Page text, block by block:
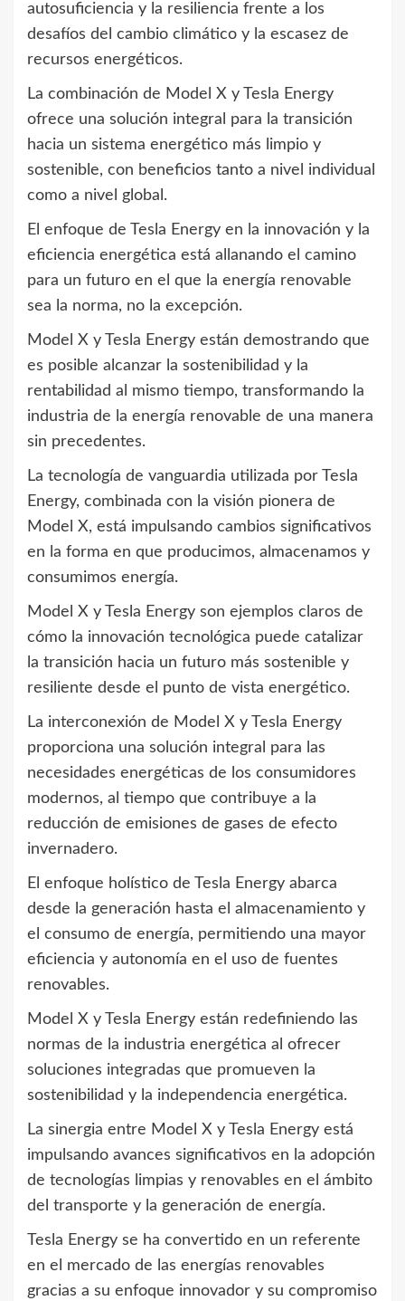
autosuficiencia y la resiliencia frente a los
desafíos del cambio climático y la escasez de
recursos energéticos.
La combinación de Model X y Tesla Energy
ofrece una solución integral para la transición
hacia un sistema energético más limpio y
sostenible, con beneficios tanto a nivel individual
como a nivel global.
El enfoque de Tesla Energy en la innovación y la
eficiencia energética está allanando el camino
para un futuro en el que la energía renovable
sea la norma, no la excepción.
Model X y Tesla Energy están demostrando que
es posible alcanzar la sostenibilidad y la
rentabilidad al mismo tiempo, transformando la
industria de la energía renovable de una manera
sin precedentes.
La tecnología de vanguardia utilizada por Tesla
Energy, combinada con la visión pionera de
Model X, está impulsando cambios significativos
en la forma en que producimos, almacenamos y
consumimos energía.
Model X y Tesla Energy son ejemplos claros de
cómo la innovación tecnológica puede catalizar
la transición hacia un futuro más sostenible y
resiliente desde el punto de vista energético.
La interconexión de Model X y Tesla Energy
proporciona una solución integral para las
necesidades energéticas de los consumidores
modernos, al tiempo que contribuye a la
reducción de emisiones de gases de efecto
invernadero.
El enfoque holístico de Tesla Energy abarca
desde la generación hasta el almacenamiento y
el consumo de energía, permitiendo una mayor
eficiencia y autonomía en el uso de fuentes
renovables.
Model X y Tesla Energy están redefiniendo las
normas de la industria energética al ofrecer
soluciones integradas que promueven la
sostenibilidad y la independencia energética.
La sinergia entre Model X y Tesla Energy está
impulsando avances significativos en la adopción
de tecnologías limpias y renovables en el ámbito
del transporte y la generación de energía.
Tesla Energy se ha convertido en un referente
en el mercado de las energías renovables
gracias a su enfoque innovador y su compromiso